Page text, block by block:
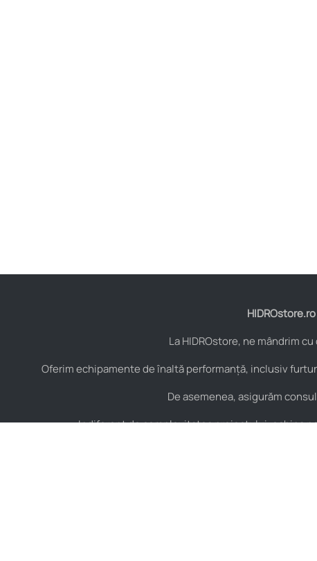
La HIDROstore, ne mândrim
Oferim echipamente de înaltă performanță, inclusiv
De asemenea, asigurăm
Indiferent de complexitatea proiectului, echipa